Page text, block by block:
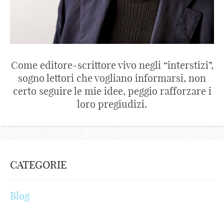
Come editore-scrittore vivo negli “interstizi”,
sogno lettori che vogliano informarsi, non
certo seguire le mie idee, peggio rafforzare i
loro pregiudizi.
CATEGORIE
Blog